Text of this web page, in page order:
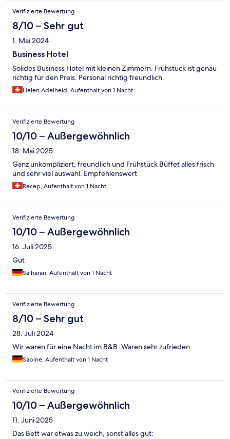
Verifizierte Bewertung
8/10 – Sehr gut
1. Mai 2024
Business Hotel
Solides Business Hotel mit kleinen Zimmern. Frühstück ist genau
richtig für den Preis. Personal richtig freundlich.
Helen Adelheid, Aufenthalt von 1 Nacht
Verifizierte Bewertung
10/10 – Außergewöhnlich
18. Mai 2025
Ganz unkompliziert, freundlich und Frühstück Büffet alles frisch
und sehr viel auswahl. Empfehlenswert
Recep, Aufenthalt von 1 Nacht
Verifizierte Bewertung
10/10 – Außergewöhnlich
16. Juli 2025
Gut
Saiharan, Aufenthalt von 1 Nacht
Verifizierte Bewertung
8/10 – Sehr gut
28. Juli 2024
Wir waren für eine Nacht im B&B. Waren sehr zufrieden.
Sabine, Aufenthalt von 1 Nacht
Verifizierte Bewertung
10/10 – Außergewöhnlich
11. Juni 2025
Das Bett war etwas zu weich, sonst alles gut: